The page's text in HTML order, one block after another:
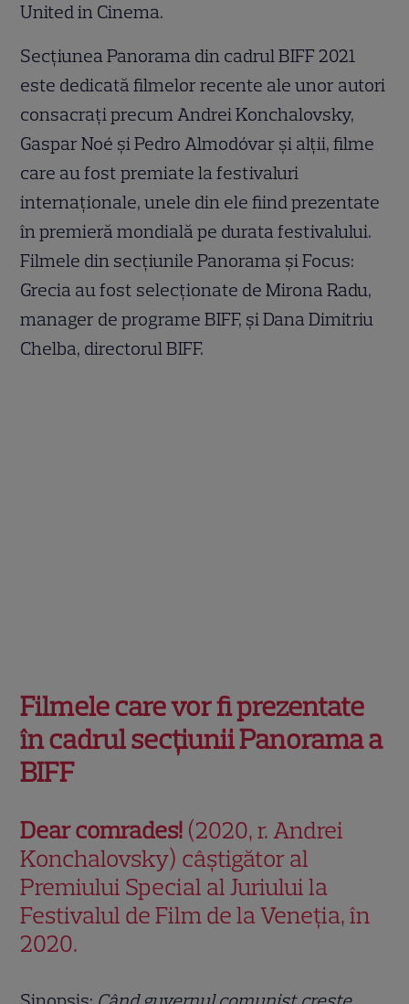
United in Cinema.
Secțiunea Panorama din cadrul BIFF 2021
este dedicată filmelor recente ale unor autori
consacrați precum Andrei Konchalovsky,
Gaspar Noé și Pedro Almodóvar și alții, filme
care au fost premiate la festivaluri
internaționale, unele din ele fiind prezentate
în premieră mondială pe durata festivalului.
Filmele din secțiunile Panorama și Focus:
Grecia au fost selecționate de Mirona Radu,
manager de programe BIFF, și Dana Dimitriu
Chelba, directorul BIFF.
Filmele care vor fi prezentate
încadrulsecțiunii Panorama a
BIFF
Dear comrades! (2020, r. Andrei
Konchalovsky) câștigător al
Premiului Special al Juriului la
Festivalul de Film de la Veneția, în
2020.